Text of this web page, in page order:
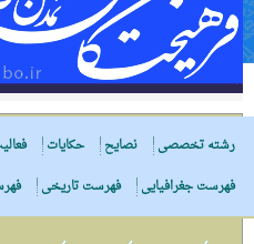
رشته تخصصی
نصایح حکایات
فهرست جغرافیایی
فهرست تاریخی